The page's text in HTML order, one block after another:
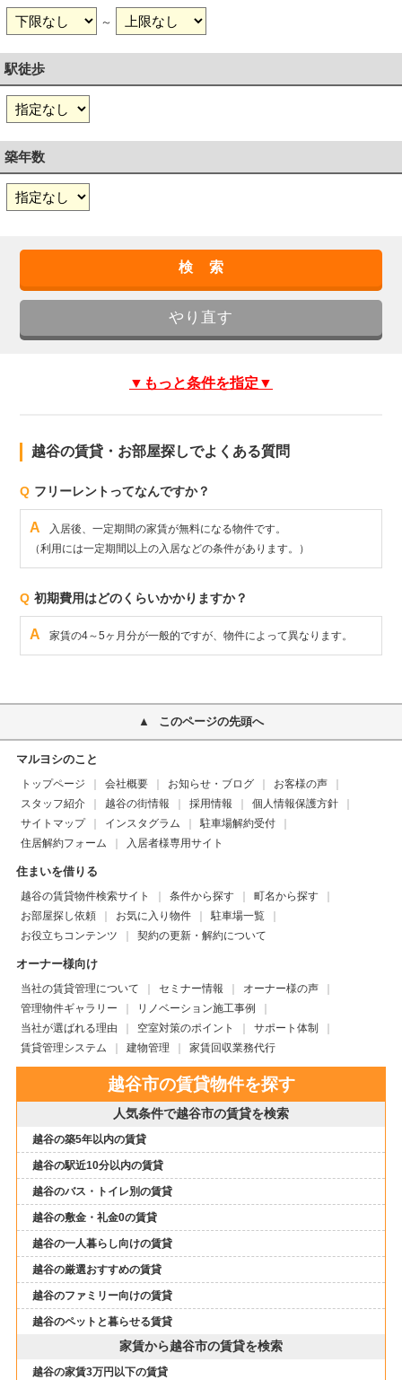
～
駅徒歩
築年数
▼もっと条件を指定▼
越谷の賃貸・お部屋探しでよくある質問
Q フリーレントってなんですか？
A
入居後、一定期間の家賃が無料になる物件です。
（利用には一定期間以上の入居などの条件があります。）
Q 初期費用はどのくらいかかりますか？
A 家賃の4～5ヶ月分が一般的ですが、物件によって異なります。
このページの先頭へ
マルヨシのこと
トップページ 会社概要 お知らせ・ブログ
お客様の声
スタッフ紹介
越谷の街情報 採用情報
個人情報保護方針
サイトマップ
インスタグラム
駐車場解約受付
住居解約フォーム
入居者様専用サイト
住まいを借りる
越谷の賃貸物件検索サイト 条件から探す
町名から探す
お部屋探し依頼
お気に入り物件
駐車場一覧
お役立ちコンテンツ
契約の更新・解約について
オーナー様向け
当社の賃貸管理について セミナー情報
オーナー様の声
管理物件ギャラリー
リノベーション施工事例
当社が選ばれる理由
空室対策のポイント
サポート体制
賃貸管理システム
建物管理 家賃回収業務代行
越谷市の賃貸物件を探す
人気条件で越谷市の賃貸を検索
越谷の築5年以内の賃貸
越谷の駅近10分以内の賃貸
越谷のバス・トイレ別の賃貸
越谷の敷金・礼金0の賃貸
越谷の一人暮らし向けの賃貸
越谷の厳選おすすめの賃貸
越谷のファミリー向けの賃貸
越谷のペットと暮らせる賃貸
家賃から越谷市の賃貸を検索
越谷の家賃3万円以下の賃貸